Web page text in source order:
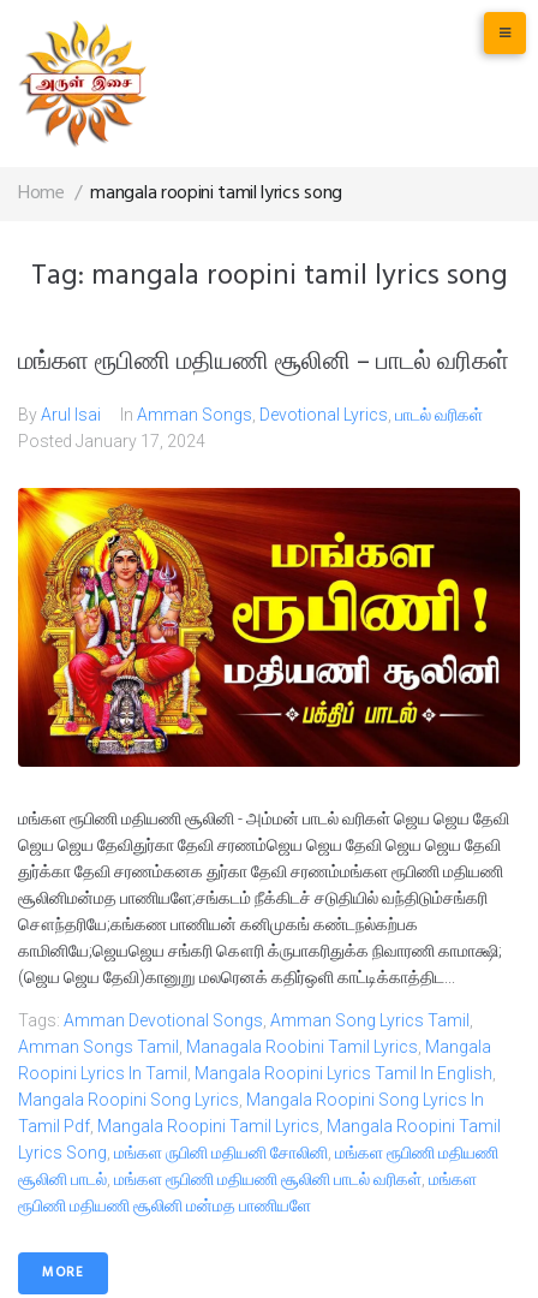
Home / mangala roopini tamil lyrics song
Tag: mangala roopini tamil lyrics song
மங்கள ரூபிணி மதியணி சூலினி – பாடல் வரிகள்
ByArul Isai In Amman Songs Devotional Lyrics பாடல் வரிகள்
Posted January 17, 2024
மங்கள ரூபிணி மதியணி சூலினி - அம்மன் பாடல் வரிகள் ஜெய ஜெய தேவி
ஜெய ஜெய தேவிதுர்கா தேவி சரணம்ஜெய ஜெய தேவி ஜெய ஜெய தேவி
துர்க்கா தேவி சரணம்கனக துர்கா தேவி சரணம்மங்கள ரூபிணி மதியணி
சூலினிமன்மத பாணியளே;சங்கடம் நீக்கிடச் சடுதியில் வந்திடும்சங்கரி
சௌந்தரியே;கங்கண பாணியன் கனிமுகங் கண்டநல்கற்பக
காமினியே;ஜெயஜெய சங்கரி கௌரி க்ருபாகரிதுக்க நிவாரணி காமாக்ஷி;
(ஜெய ஜெய தேவி)கானுறு மலரெனக் கதிர்ஒளி காட்டிக்காத்திட...
Tags: Amman Devotional Songs, Amman Song Lyrics Tamil ,
Amman Songs Tamil , Managala Roobini Tamil Lyrics, Mangala
Roopini Lyrics In Tamil , Mangala Roopini Lyrics Tamil In English,
Mangala Roopini Song Lyrics, Mangala Roopini Song Lyrics In
Tamil Pdf, Mangala Roopini Tamil Lyrics, Mangala Roopini Tamil
Lyrics Song, மங்கள ருபினி மதியனி சோலினி, மங்கள ரூபிணி மதியணி
சூலினி பாடல், மங்கள ரூபிணி மதியணி சூலினி பாடல் வரிகள், மங்கள
ரூபிணி மதியணி சூலினி மன்மத பாணியளே
MORE